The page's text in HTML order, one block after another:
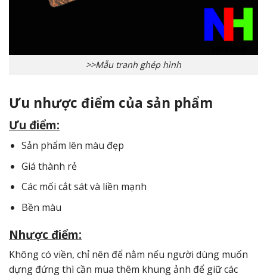
>>Mẫu tranh ghép hình
Ưu nhược điểm của sản phẩm
Ưu điểm:
Sản phẩm lên màu đẹp
Giá thành rẻ
Các mối cắt sát và liền mạnh
Bền màu
Nhược điểm:
Không có viền, chỉ nên để nằm nếu người dùng muốn
dựng đứng thì cần mua thêm khung ảnh để giữ các